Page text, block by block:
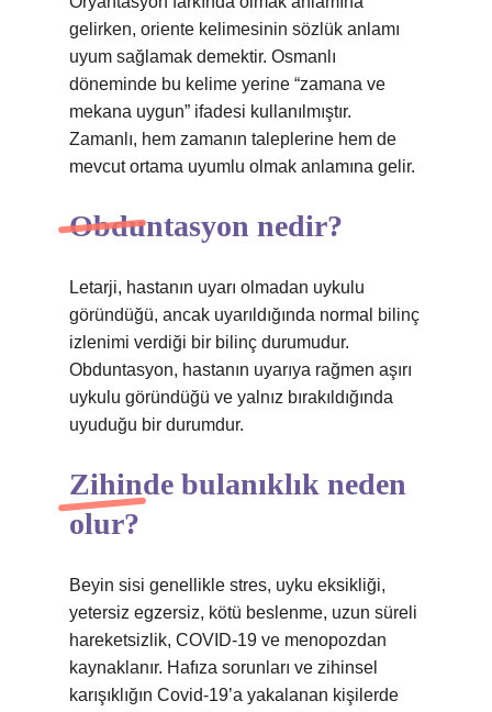
gelirken, oriente kelimesinin sözlük anlamı
uyum sağlamak demektir. Osmanlı
döneminde bu kelime yerine “zamana ve
mekana uygun” ifadesi kullanılmıştır.
Zamanlı, hem zamanın taleplerine hem de
mevcut ortama uyumlu olmak anlamına gelir.
Obduntasyon nedir?
Letarji, hastanın uyarı olmadan uykulu
göründüğü, ancak uyarıldığında normal bilinç
izlenimi verdiği bir bilinç durumudur.
Obduntasyon, hastanın uyarıya rağmen aşırı
uykulu göründüğü ve yalnız bırakıldığında
uyuduğu bir durumdur.
Zihinde bulanıklık neden
olur?
Beyin sisi genellikle stres, uyku eksikliği,
yetersiz egzersiz, kötü beslenme, uzun süreli
hareketsizlik, COVID-19 ve menopozdan
kaynaklanır. Hafıza sorunları ve zihinsel
karışıklığın Covid-19’a yakalanan kişilerde